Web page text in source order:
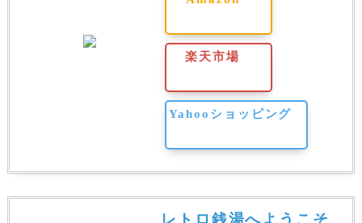
楽天市場
Yahooショッピング
レトロ銭湯へようこそ